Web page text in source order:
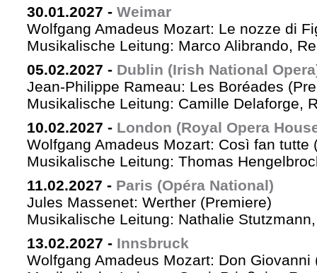
30.01.2027 - Weimar
Wolfgang Amadeus Mozart: Le nozze di
Musikalische Leitung: Marco Alibrando,
05.02.2027 - Dublin (Irish National
Jean-Philippe Rameau: Les Boréades
Musikalische Leitung: Camille Delaforge,
10.02.2027 - London (Royal Opera
Wolfgang Amadeus Mozart: Così fan tutte
Musikalische Leitung: Thomas
11.02.2027 - Paris (Opéra National)
Jules Massenet: Werther (Premiere)
Musikalische Leitung: Nathalie
13.02.2027 - Innsbruck
Wolfgang Amadeus Mozart: Don Giovanni